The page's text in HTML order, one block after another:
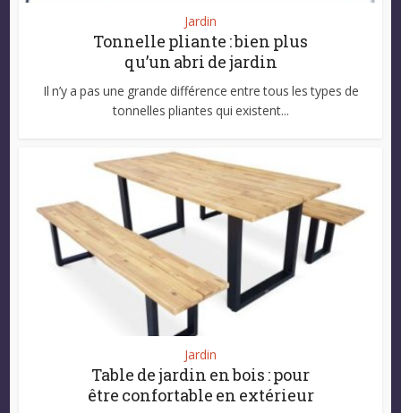
Jardin
Tonnelle pliante : bien plus
qu’un abri de jardin
Il n’y a pas une grande différence entre tous les types de
tonnelles pliantes qui existent...
Jardin
Table de jardin en bois : pour
être confortable en extérieur